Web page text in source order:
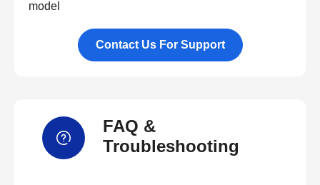
model
Contact Us For Support
FAQ &
Troubleshooting